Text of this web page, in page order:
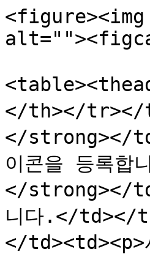
</th></tr></
</strong></
이콘을 등록
</strong></
니다.</td></
</td><td><p>